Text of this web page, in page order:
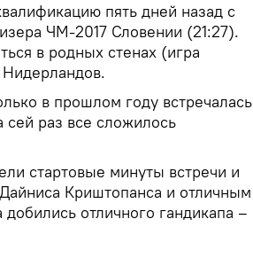
пять дней назад с
ЧМ-2017 Словении (21:27).
в родных стенах (игра
в прошлом году встречалась
сей раз все сложилось
стартовые минуты встречи и
Криштопанса и отличным
отличного гандикапа –